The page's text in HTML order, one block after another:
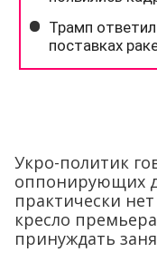
Укро-политик
оппонирующих
практически
кресло
принуждать